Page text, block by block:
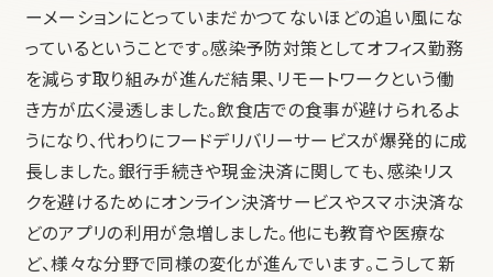
ーメーションにとっていまだかつてないほどの追い風にな
っているということです。感染予防対策としてオフィス勤務
を減らす取り組みが進んだ結果、リモートワークという働
き方が広く浸透しました。飲食店での食事が避けられるよ
うになり、代わりにフードデリバリーサービスが爆発的に成
長しました。銀行手続きや現金決済に関しても、感染リス
クを避けるためにオンライン決済サービスやスマホ決済な
どのアプリの利用が急増しました。他にも教育や医療な
ど、様々な分野で同様の変化が進んでいます。こうして新